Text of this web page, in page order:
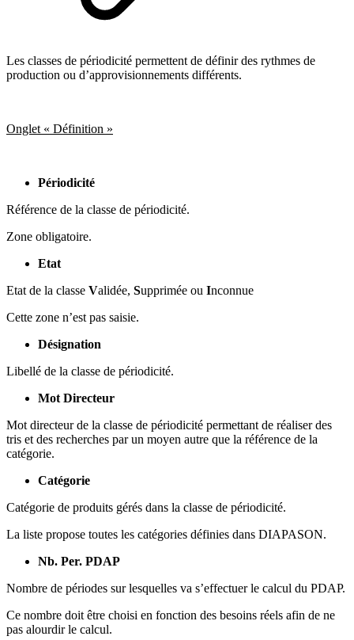
Les classes de périodicité permettent de définir des rythmes de
production ou d’approvisionnements différents.
Onglet « Définition »
Périodicité
Référence de la classe de périodicité.
Zone obligatoire.
Etat
Etat de la classe Validée, Supprimée ou Inconnue
Cette zone n’est pas saisie.
Désignation
Libellé de la classe de périodicité.
Mot Directeur
Mot directeur de la classe de périodicité permettant de réaliser des
tris et des recherches par un moyen autre que la référence de la
catégorie.
Catégorie
Catégorie de produits gérés dans la classe de périodicité.
La liste propose toutes les catégories définies dans DIAPASON.
Nb. Per. PDAP
Nombre de périodes sur lesquelles va s’effectuer le calcul du PDAP.
Ce nombre doit être choisi en fonction des besoins réels afin de ne
pas alourdir le calcul.